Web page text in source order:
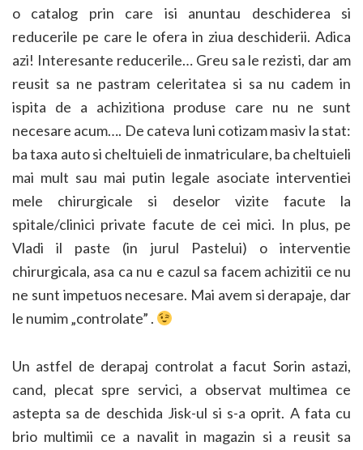
o catalog prin care isi anuntau deschiderea si
reducerile pe care le ofera in ziua deschiderii. Adica
azi! Interesante reducerile… Greu sa le rezisti, dar am
reusit sa ne pastram celeritatea si sa nu cadem in
ispita de a achizitiona produse care nu ne sunt
necesare acum…. De cateva luni cotizam masiv la stat:
ba taxa auto si cheltuieli de inmatriculare, ba cheltuieli
mai mult sau mai putin legale asociate interventiei
mele chirurgicale si deselor vizite facute la
spitale/clinici private facute de cei mici. In plus, pe
Vladi il paste (in jurul Pastelui) o interventie
chirurgicala, asa ca nu e cazul sa facem achizitii ce nu
ne sunt impetuos necesare. Mai avem si derapaje, dar
le numim „controlate” .
Un astfel de derapaj controlat a facut Sorin astazi,
cand, plecat spre servici, a observat multimea ce
astepta sa de deschida Jisk-ul si s-a oprit. A fata cu
brio multimii ce a navalit in magazin si a reusit sa